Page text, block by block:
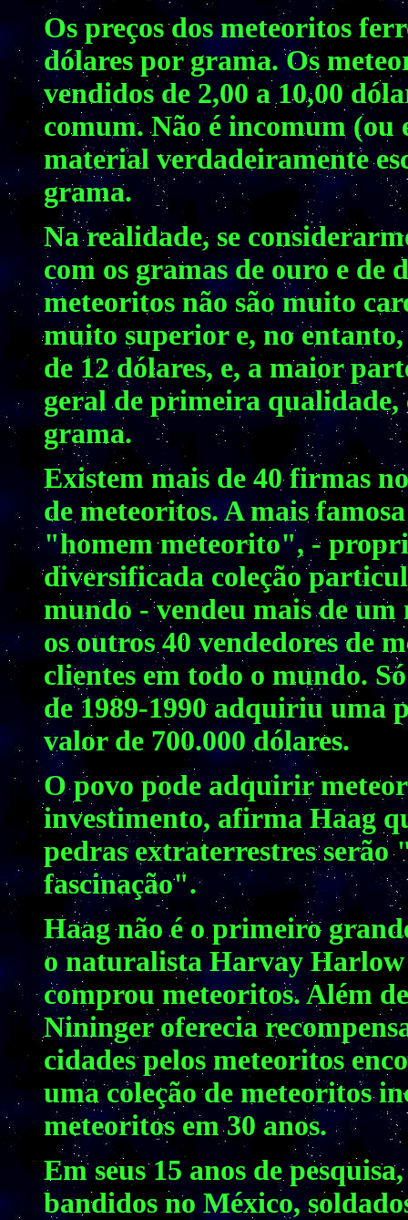
Os preços dos meteoritos
dólares por grama. Os
vendidos de 2,00 a 10,00
comum. Não é incomum
material verdadeiramente
grama.
Na realidade, se
com os gramas de ouro e de
meteoritos não são muito
muito superior e, no
de 12 dólares, e, a maior
geral de primeira qualidade,
grama.
Existem mais de 40 firmas
de meteoritos. A mais
"homem meteorito", -
diversificada coleção
mundo - vendeu mais de um
os outros 40 vendedores de
clientes em todo o mundo.
de 1989-1990 adquiriu uma
valor de 700.000 dólares.
O povo pode adquirir
investimento, afirma Haag
pedras extraterrestres serão
fascinação".
Haag não é o primeiro
o naturalista Harvay Harlow
comprou meteoritos. Além
Nininger oferecia
cidades pelos meteoritos
uma coleção de meteoritos
meteoritos em 30 anos.
Em seus 15 anos de
bandidos no México,